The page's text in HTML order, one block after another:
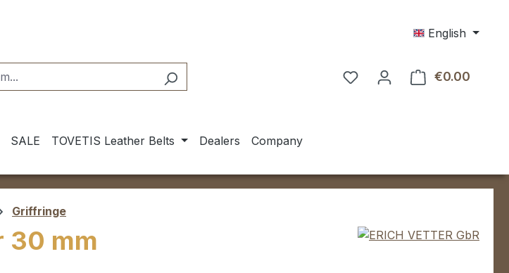
English
€0.00
SALE TOVETIS Leather Belts Dealers Company
Griffringe
30 mm